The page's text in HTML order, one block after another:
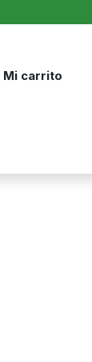
Mi carrito